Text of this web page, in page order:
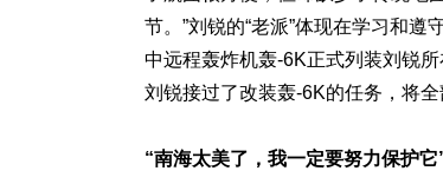
节。”刘锐的“老派”体现在学习和
中远程轰炸机轰-6K正式列装刘锐
刘锐接过了改装轰-6K的任务，将
“南海太美了，我一定要努力保护它